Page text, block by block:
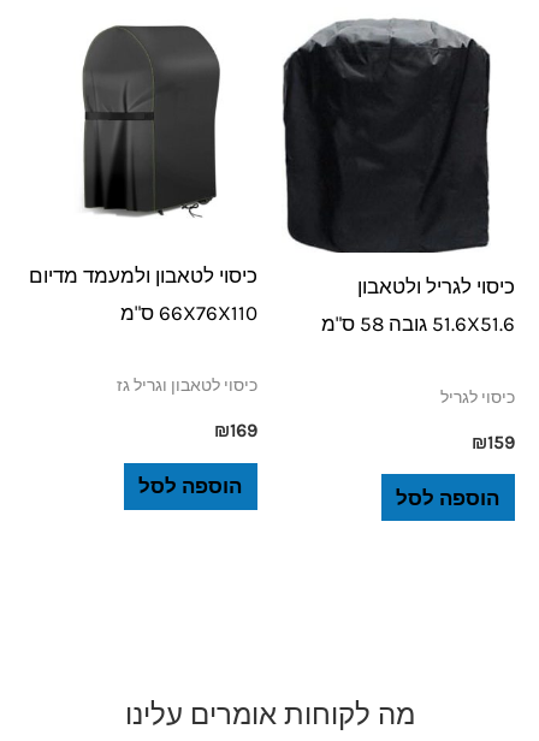
כיסוי לגריל ולטאבון
51.6X51.6 גובה 58 ס"מ
כיסוי לגריל
₪159
הוספה לסל
כיסוי לטאבון ולמעמד מדיום
66X76X110 ס"מ
כיסוי לטאבון וגריל גז
₪169
הוספה לסל
מה לקוחות אומרים עלינו